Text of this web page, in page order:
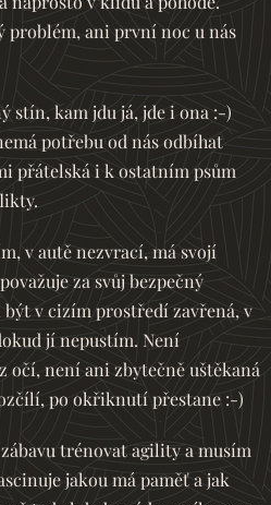
problém, ani první noc u nás
stín, kam jdu já, jde i ona :-)
potřebu od nás odbíhat
přátelská i k ostatním psům
v autě nezvrací, má svojí
za svůj bezpečný
být v cizím prostředí zavřená, v
jí nepustím. Není
očí, není ani zbytečně uštěkaná
po okřiknutí přestane :-)
trénovat agility a musím
jakou má paměť a jak